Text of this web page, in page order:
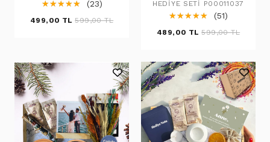
☆☆☆☆☆
★★★★★ (23)
499,00 TL 599,00 TL
HEDIYE SETI P00011037
☆☆☆☆☆
★★★★★ (51)
489,00 TL 599,00 TL